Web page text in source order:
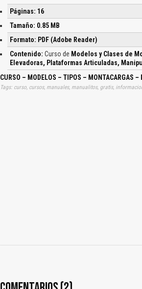
Páginas: 16
Tamaño: 0.85 MB
Formato: PDF (Adobe Reader)
Contenido: Curso de Modelos y Clases de
Elevadoras, Plataformas Articuladas,
CURSO – MODELOS – TIPOS – MONTACARGAS